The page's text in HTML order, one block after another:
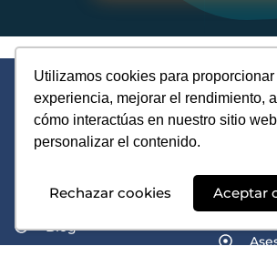
Utilizamos cookies para
experiencia, mejorar el rendimiento,
cómo interactúas en nuestro sitio
personalizar el contenido.
Rechazar cookies Aceptar
Inicio
Blog